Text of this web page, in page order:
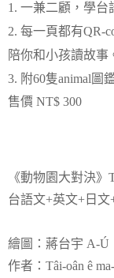
1. 一兼二顧，學台
2. 每一頁都有QR-
陪你和小孩讀故事
3. 附60隻animal圖
售價 NT$ 300
《動物園大對決》
台語文+英文+日文
繪圖：蔣台宇 A-Ú
作者：Tâi-oân ê